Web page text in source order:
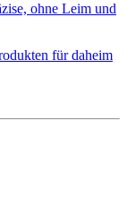
ohne Leim und
für daheim